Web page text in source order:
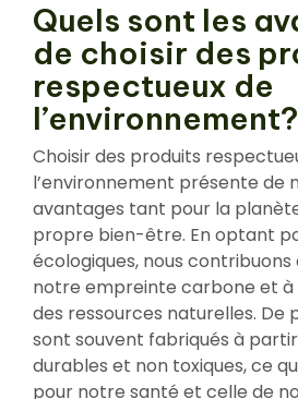
Quels sont les
de choisir des
respectueux de
l’environnement?
Choisir des produits
l’environnement présente de
avantages tant pour la
propre bien-être. En optant
écologiques, nous
notre empreinte carbone et
des ressources naturelles. De
sont souvent fabriqués à
durables et non toxiques, ce
pour notre santé et celle de